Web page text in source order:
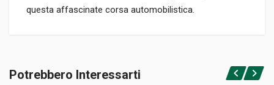
questa affascinate corsa automobilistica.
Rilegato
Accedi o registrati
Potrebbero Interessarti